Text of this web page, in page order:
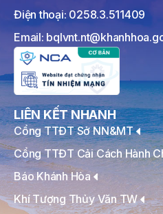
Điện thoại: 0258.3.511409
Email:
LIÊN KẾT NHANH
Cổng TTĐT Sở NN&MT
Cổng TTĐT Cải Cách Hành
Báo Khánh Hòa
Khí Tượng Thủy Văn TW